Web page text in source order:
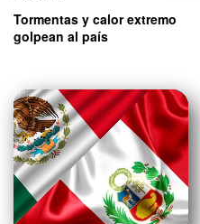
Tormentas y calor extremo
golpean al país